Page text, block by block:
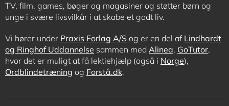
TV, film, games, bøger og magasiner og støtter børn og
unge i svære livsvilkår i at skabe et godt liv.
Vi hører under Praxis Forlag A/S og er en del af Lindhardt
og Ringhof Uddannelse sammen med Alinea, GoTutor,
hvor det er muligt at få lektiehjælp (også i Norge),
Ordblindetræning og Forstå.dk.